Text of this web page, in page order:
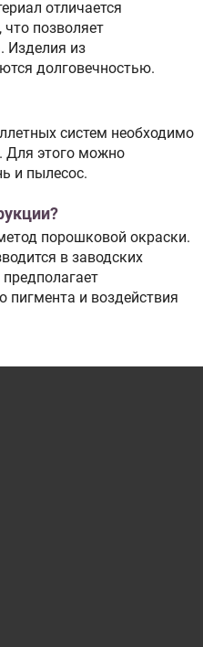
отличается
позволяет
Изделия из
долговечностью.
систем необходимо
Для этого можно
и пылесос.
порошковой окраски.
в заводских
пигмента и воздействия